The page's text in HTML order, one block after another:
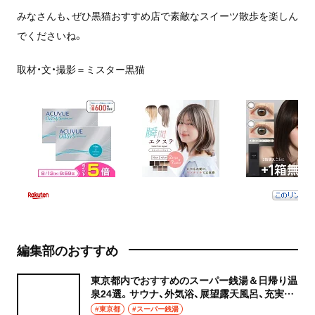
みなさんも、ぜひ黒猫おすすめ店で素敵なスイーツ散歩を楽しん
でくださいね。
取材・文・撮影＝ミスター黒猫
編集部のおすすめ
東京都内でおすすめのスーパー銭湯＆日帰り温
泉24選。サウナ、外気浴、展望露天風呂、充実の
癒やし空間へ
#東京都 #スーパー銭湯